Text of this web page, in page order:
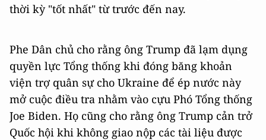
thời kỳ "tốt nhất" từ trước đến nay.
Phe Dân chủ cho rằng ông Trump đã lạm dụng
quyền lực Tổng thống khi đóng băng khoản
viện trợ quân sự cho Ukraine để ép nước này
mở cuộc điều tra nhằm vào cựu Phó Tổng thống
Joe Biden. Họ cũng cho rằng ông Trump cản trở
Quốc hội khi không giao nộp các tài liệu được